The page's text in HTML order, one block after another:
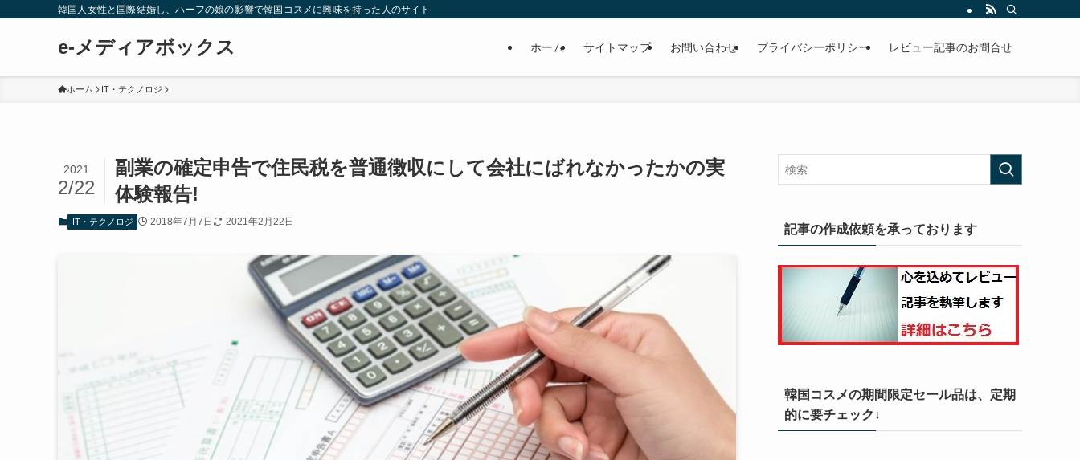
韓国人女性と国際結婚し、ハーフの娘の影響で韓国コスメに興味を持った人のサイト
e-メディアボックス ホーム サイトマップ お問い合わせ プライバシーポリシー レビュー記事のお問合せ
ホーム IT・テクノロジ
副業の確定申告で住民税を普通徴収にして会社にばれなかったかの実
体験報告!
2021
2/22
IT・テクノロジ 2018年7月7日 2021年2月22日
記事の作成依頼を承っております
韓国コスメの期間限定セール品は、定期
的に要チェック↓